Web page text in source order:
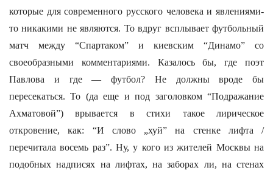
которые для современного русского человека и явлениями-
то никакими не являются. То вдруг всплывает футбольный
матч между “Спартаком” и киевским “Динамо” со
своеобразными комментариями. Казалось бы, где поэт
Павлова и где — футбол? Не должны вроде бы
пересекаться. То (да еще и под заголовком “Подражание
Ахматовой”) врывается в стихи такое лирическое
откровение, как: “И слово „хуй” на стенке лифта /
перечитала восемь раз”. Ну, у кого из жителей Москвы на
подобных надписях на лифтах, на заборах ли, на стенах